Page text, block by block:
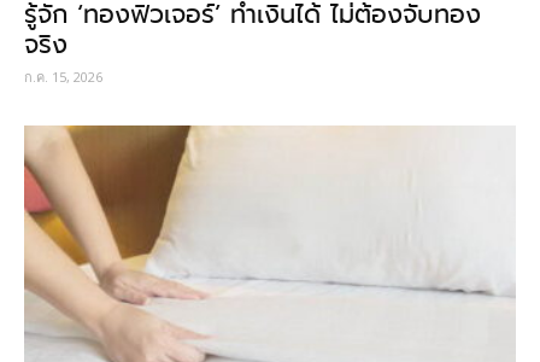
รู้จัก ‘ทองฟิวเจอร์’ ทำเงินได้ ไม่ต้องจับทอง
จริง
ก.ค. 15, 2026